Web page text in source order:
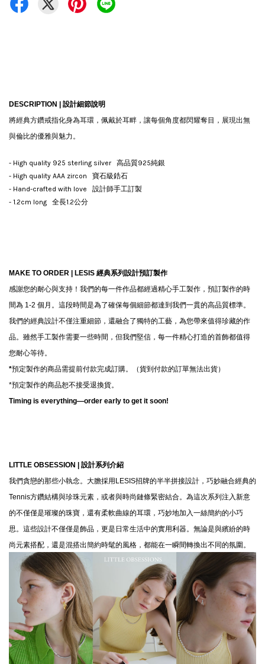
DESCRIPTION | 設計細節說明
將經典方鑽戒指化身為耳環，佩戴於耳畔，讓每個角度都閃耀奪目，展現出無
與倫比的優雅與魅力。
- High quality 925 sterling silver 高品質925純銀
- High quality AAA zircon 寶石級鋯石
- Hand-crafted with love 設計師手工訂製
- 1.2cm long 全長1.2公分
MAKE TO ORDER | LESIS 經典系列設計預訂製作
感謝您的耐心與支持！我們的每一件作品都經過精心手工製作，預訂製作的時
間為 1-2 個月。這段時間是為了確保每個細節都達到我們一貫的高品質標準。
我們的經典設計不僅注重細節，還融合了獨特的工藝，為您帶來值得珍藏的作
品。雖然手工製作需要一些時間，但我們堅信，每一件精心打造的首飾都值得
您耐心等待。
*預定製作的商品需提前付款完成訂購。（貨到付款的訂單無法出貨）
*預定製作的商品恕不接受退換貨。
Timing is everything—order early to get it soon!
LITTLE OBSESSION | 設計系列介紹
我們貪戀的那些小執念。大膽採用LESIS招牌的半半拼接設計，巧妙融合經典的
Tennis方鑽結構與珍珠元素，或者與時尚鏈條緊密結合。為這次系列注入新意
的不僅僅是璀璨的珠寶，還有柔軟曲線的耳環，巧妙地加入一絲簡約的小巧
思。這些設計不僅僅是飾品，更是日常生活中的實用利器。無論是與繽紛的時
尚元素搭配，還是混搭出簡約時髦的風格，都能在一瞬間轉換出不同的氛圍。